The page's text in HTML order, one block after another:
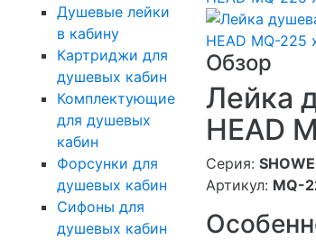
Душевые лейки
в кабину
Картриджи для
душевых кабин
Комплектующие
для душевых
кабин
Форсунки для
душевых кабин
Сифоны для
душевых кабин
Обзор
Лейка
HEAD
Серия:
Артикул: MQ-